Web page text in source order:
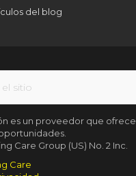
del blog
es un proveedor que ofrece
Care Group (US) No. 2 Inc.
Care